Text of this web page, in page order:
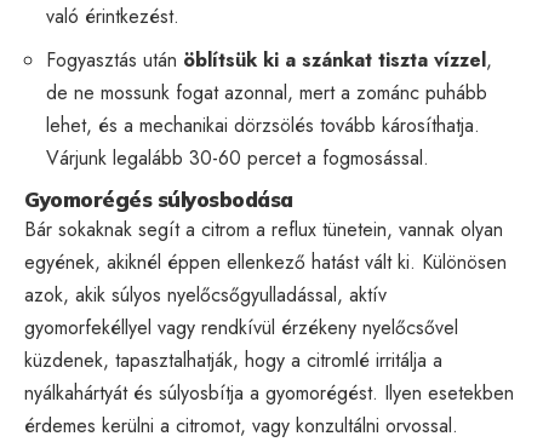
való érintkezést.
Fogyasztás után öblítsük ki a szánkat tiszta vízzel,
de ne mossunk fogat azonnal, mert a zománc puhább
lehet, és a mechanikai dörzsölés tovább károsíthatja.
Várjunk legalább 30-60 percet a fogmosással.
Gyomorégés súlyosbodása
Bár sokaknak segít a citrom a reflux tünetein, vannak olyan
egyének, akiknél éppen ellenkező hatást vált ki. Különösen
azok, akik súlyos nyelőcsőgyulladással, aktív
gyomorfekéllyel vagy rendkívül érzékeny nyelőcsővel
küzdenek, tapasztalhatják, hogy a citromlé irritálja a
nyálkahártyát és súlyosbítja a gyomorégést. Ilyen esetekben
érdemes kerülni a citromot, vagy konzultálni orvossal.